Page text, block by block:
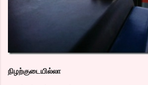
நிழற்குடையில்லா